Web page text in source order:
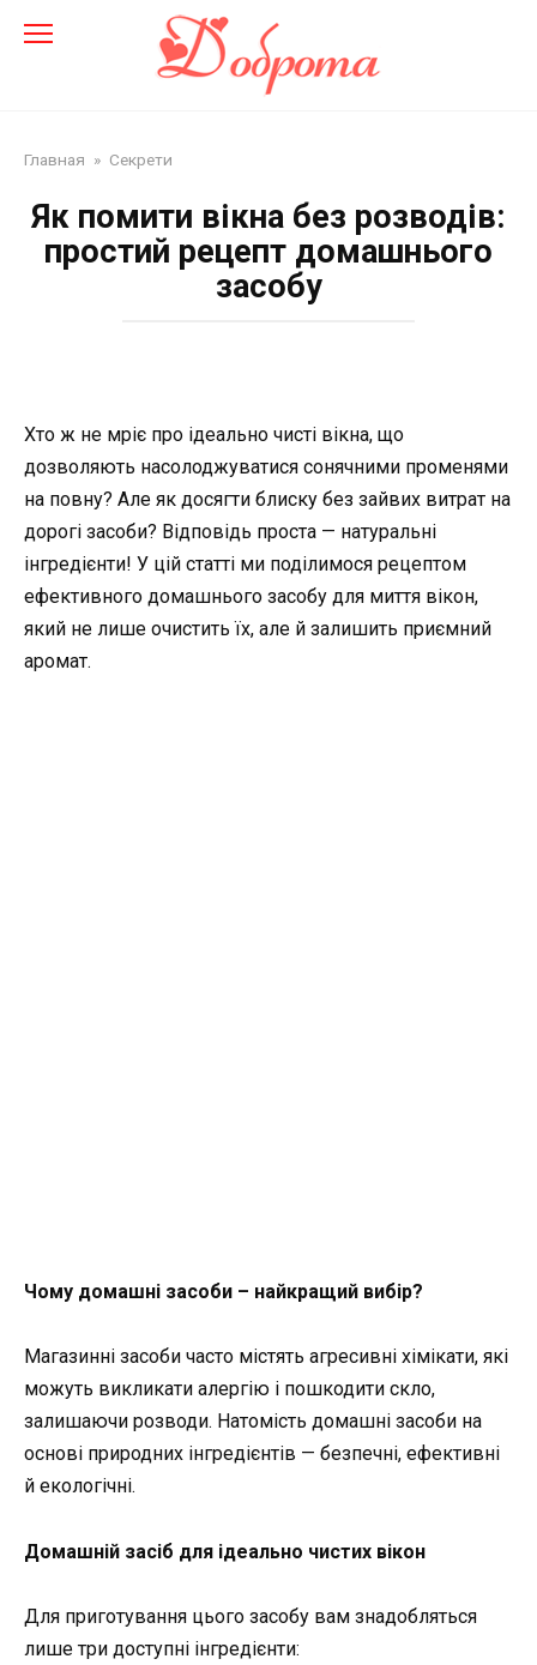
Главная » Секрети
Як помити вікна без розводів:
простий рецепт домашнього
засобу
Хто ж не мріє про ідеально чисті вікна, що
дозволяють насолоджуватися сонячними променями
на повну? Але як досягти блиску без зайвих витрат на
дорогі засоби? Відповідь проста — натуральні
інгредієнти! У цій статті ми поділимося рецептом
ефективного домашнього засобу для миття вікон,
який не лише очистить їх, але й залишить приємний
аромат.
Чому домашні засоби – найкращий вибір?
Магазинні засоби часто містять агресивні хімікати, які
можуть викликати алергію і пошкодити скло,
залишаючи розводи. Натомість домашні засоби на
основі природних інгредієнтів — безпечні, ефективні
й екологічні.
Домашній засіб для ідеально чистих вікон
Для приготування цього засобу вам знадобляться
лише три доступні інгредієнти: